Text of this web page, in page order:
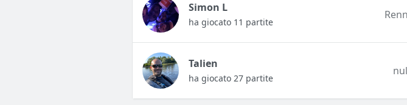
Simon L
ha giocato 11 partite
Talien
ha giocato 27 partite